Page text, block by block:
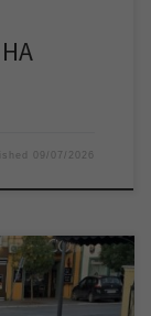
09/07/2026